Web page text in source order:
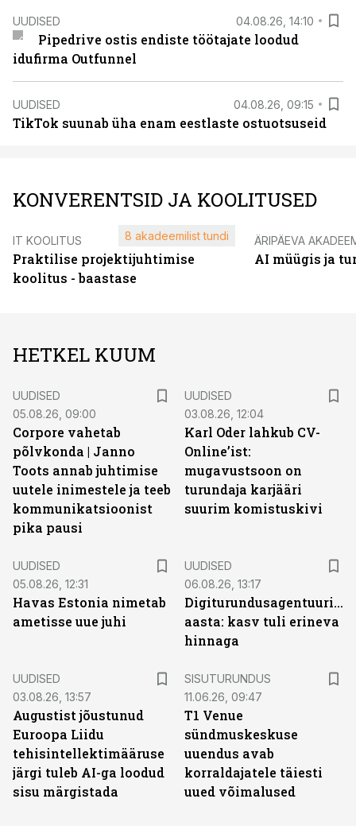
UUDISED 04.08.26, 14:10
Pipedrive ostis endiste töötajate loodud
idufirma Outfunnel
UUDISED 04.08.26, 09:15
TikTok suunab üha enam eestlaste ostuotsuseid
KONVERENTSID JA KOOLITUSED
IT KOOLITUS
Praktilise projektijuhtimise
koolitus - baastase
8 akadeemilist tundi ÄRIPÄEVA
AI müügis ja
HETKEL KUUM
UUDISED
05.08.26, 09:00
Corpore vahetab
põlvkonda | Janno
Toots annab juhtimise
uutele inimestele ja teeb
kommunikatsioonist
pika pausi
UUDISED
03.08.26, 12:04
Karl Oder lahkub CV-
Online’ist:
mugavustsoon on
turundaja karjääri
suurim komistuskivi
UUDISED
05.08.26, 12:31
Havas Estonia nimetab
ametisse uue juhi
UUDISED
06.08.26, 13:17
Digiturundusagentuuride
aasta: kasv tuli erineva
hinnaga
UUDISED
03.08.26, 13:57
Augustist jõustunud
Euroopa Liidu
tehisintellektimääruse
järgi tuleb AI-ga loodud
sisu märgistada
SISUTURUNDUS
11.06.26, 09:47
T1 Venue
sündmuskeskuse
uuendus avab
korraldajatele täiesti
uued võimalused